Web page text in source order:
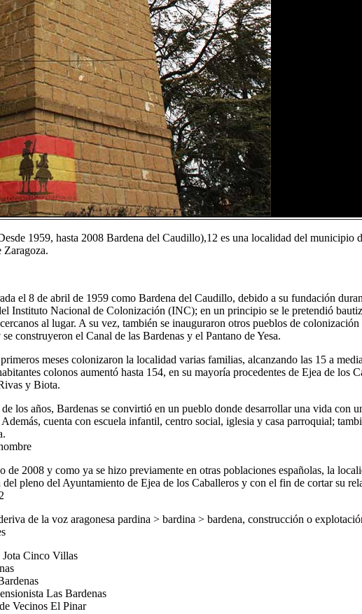
1959, hasta 2008 Bardena del Caudillo),1​2​ es una localidad del municipio
Zaragoza.
el 8 de abril de 1959 como Bardena del Caudillo, debido a su fundación
Instituto Nacional de Colonización (INC); en un principio se le pretendió
al lugar. A su vez, también se inauguraron otros pueblos de
construyeron el Canal de las Bardenas y el Pantano de Yesa.
meses colonizaron la localidad varias familias, alcanzando las 15 a
colonos aumentó hasta 154, en su mayoría procedentes de Ejea de los
y Biota.
los años, Bardenas se convirtió en un pueblo donde desarrollar una vida con
cuenta con escuela infantil, centro social, iglesia y casa parroquial;
de 2008 y como ya se hizo previamente en otras poblaciones españolas, la
del pleno del Ayuntamiento de Ejea de los Caballeros y con el fin de cortar su
de la voz aragonesa pardina > bardina > bardena, construcción o
Cinco Villas
Las Bardenas
Vecinos El Pinar